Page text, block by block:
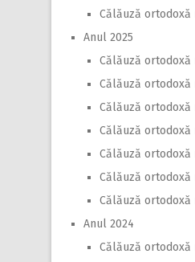
Călăuză ortodoxă
Anul 2025
Călăuză ortodoxă
Călăuză ortodoxă
Călăuză ortodoxă
Călăuză ortodoxă
Călăuză ortodoxă
Călăuză ortodoxă
Călăuză ortodoxă
Anul 2024
Călăuză ortodoxă